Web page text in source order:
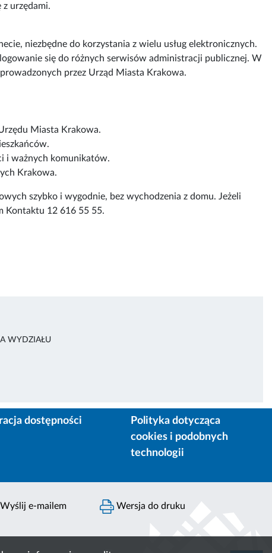
urzędami.
niezbędne do korzystania z wielu usług elektronicznych.
się do różnych serwisów administracji publicznej. W
przez Urząd Miasta Krakowa.
Miasta Krakowa.
i ważnych komunikatów.
Krakowa.
szybko i wygodnie, bez wychodzenia z domu. Jeżeli
Kontaktu 12 616 55 55.
WYDZIAŁU
dostępności
Polityka dotycząca
cookies i podobnych
technologii
Wyślij e-mailem Wersja do druku